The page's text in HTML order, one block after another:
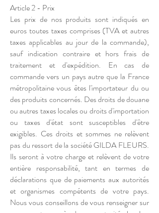
Article 2 - Prix
Les prix de nos produits sont indiqués en
euros toutes taxes comprises (TVA et autres
taxes applicables au jour de la commande),
sauf indication contraire et hors frais de
traitement et d'expédition. En cas de
commande vers un pays autre que la France
métropolitaine vous êtes l'importateur du ou
des produits concernés. Des droits de douane
ou autres taxes locales ou droits d'importation
ou taxes d'état sont susceptibles d'être
exigibles. Ces droits et sommes ne relèvent
pas du ressort de la société GILDA FLEURS.
Ils seront à votre charge et relèvent de votre
entière responsabilité, tant en termes de
déclarations que de paiements aux autorités
et organismes compétents de votre pays.
Nous vous conseillons de vous renseigner sur